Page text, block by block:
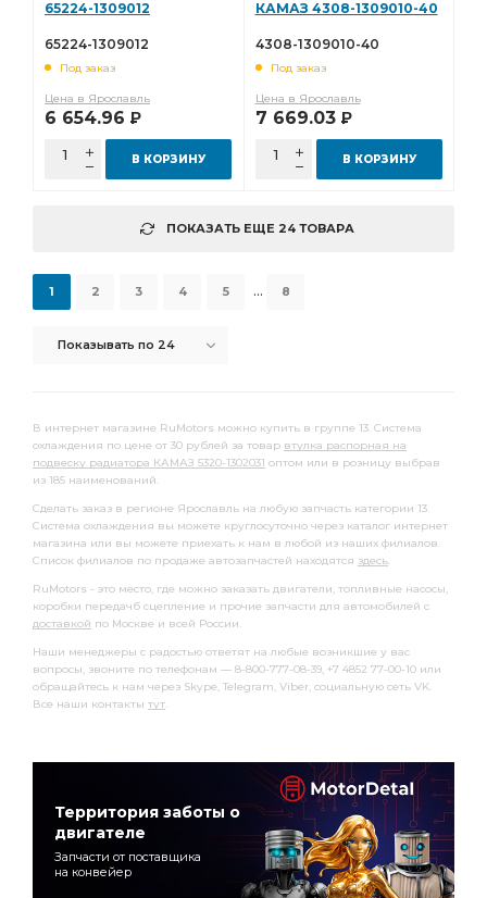
65224-1309012
65224-1309012
Под заказ
Цена в Ярославль
6 654.96 Р
В КОРЗИНУ
КАМАЗ 4308-1309010-40
4308-1309010-40
Под заказ
Цена в Ярославль
7 669.03 Р
В КОРЗИНУ
ПОКАЗАТЬ ЕЩЕ 24 ТОВАРА
Показывать по 24
1 2 3 4 5 ... 8
В интернет магазине RuMotors можно купить в группе 13. Система
охлаждения по цене от 30 рублей за товар втулка распорная на
подвеску радиатора КАМАЗ 5320-1302031 оптом или в розницу выбрав
из 185 наименований.
Сделать заказ в регионе Ярославль на любую запчасть категории 13.
Система охлаждения вы можете круглосуточно через каталог интернет
магазина или вы можете приехать к нам в любой из наших филиалов.
Список филиалов по продаже автозапчастей находятся здесь.
RuMotors - это место, где можно заказать двигатели, топливные насосы,
коробки передачб сцепление и прочие запчасти для автомобилей с
доставкой по Москве и всей России.
Наши менеджеры с радостью ответят на любые возникшие у вас
вопросы, звоните по телефонам — 8-800-777-08-39, +7 4852 77-00-10 или
обращайтесь к нам через Skype, Telegram, Viber, социальную сеть VK.
Все наши контакты тут.
Территория заботы о
двигателе
Запчасти от поставщика
на конвейер